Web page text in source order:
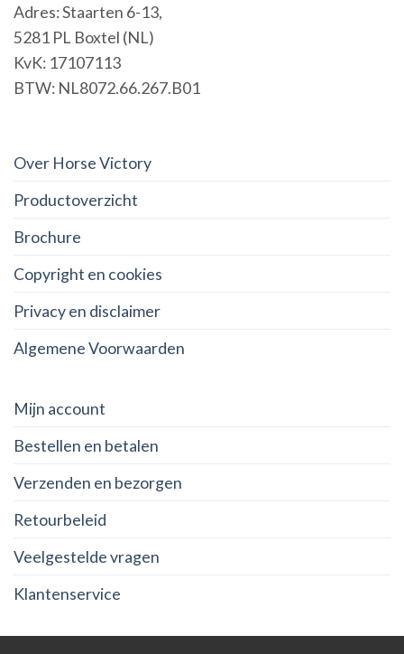
Adres: Staarten 6-13,
5281 PL Boxtel (NL)
KvK: 17107113
BTW: NL8072.66.267.B01
Over Horse Victory
Productoverzicht
Brochure
Copyright en cookies
Privacy en disclaimer
Algemene Voorwaarden
Mijn account
Bestellen en betalen
Verzenden en bezorgen
Retourbeleid
Veelgestelde vragen
Klantenservice